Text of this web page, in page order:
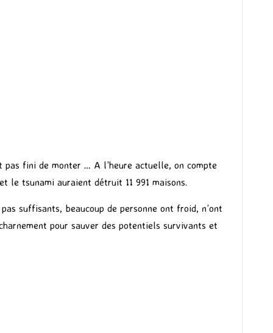
pas fini de monter … A l’heure actuelle, on compte
le tsunami auraient détruit 11 991 maisons.
suffisants, beaucoup de personne ont froid, n’ont
pour sauver des potentiels survivants et